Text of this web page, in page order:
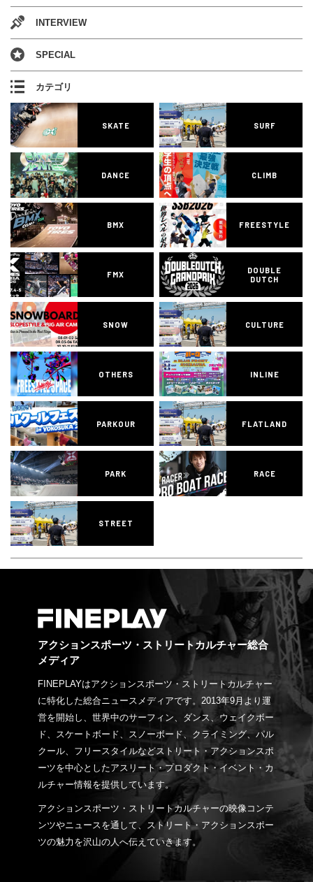
INTERVIEW
SPECIAL
カテゴリ
SKATE SURF
DANCE CLIMB
BMX FREESTYLE
FMX
DOUBLE
DUTCH
SNOW CULTURE
OTHERS INLINE
PARKOUR FLATLAND
PARK RACE
STREET
アクションスポーツ・ストリートカルチャー総合
メディア
FINEPLAYはアクションスポーツ・ストリートカルチャー
に特化した総合ニュースメディアです。2013年9月より運
営を開始し、世界中のサーフィン、ダンス、ウェイクボー
ド、スケートボード、スノーボード、クライミング、パル
クール、フリースタイルなどストリート・アクションスポ
ーツを中心としたアスリート・プロダクト・イベント・カ
ルチャー情報を提供しています。
アクションスポーツ・ストリートカルチャーの映像コンテ
ンツやニュースを通して、ストリート・アクションスポー
ツの魅力を沢山の人へ伝えていきます。